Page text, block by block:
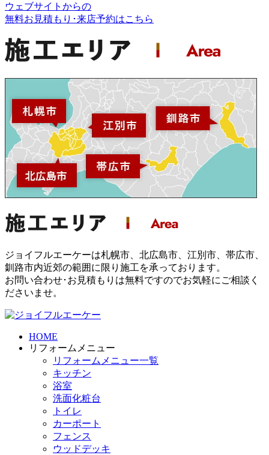
ウェブサイトからの
無料お見積もり･来店予約はこちら
ジョイフルエーケーは札幌市、北広島市、江別市、帯広市、
釧路市内近郊の範囲に限り施工を承っております。
お問い合わせ･お見積もりは無料ですのでお気軽にご相談く
ださいませ。
HOME
リフォームメニュー
リフォームメニュー一覧
キッチン
浴室
洗面化粧台
トイレ
カーポート
フェンス
ウッドデッキ